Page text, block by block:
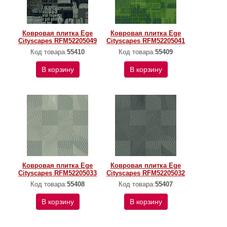
Ковровая плитка Ege
Cityscapes RFM52205049
Код товара:55410
В корзину
Ковровая плитка Ege
Cityscapes RFM52205041
Код товара:55409
В корзину
Ковровая плитка Ege
Cityscapes RFM52205033
Код товара:55408
В корзину
Ковровая плитка Ege
Cityscapes RFM52205032
Код товара:55407
В корзину